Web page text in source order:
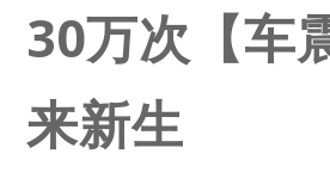
30万次【车
来新生